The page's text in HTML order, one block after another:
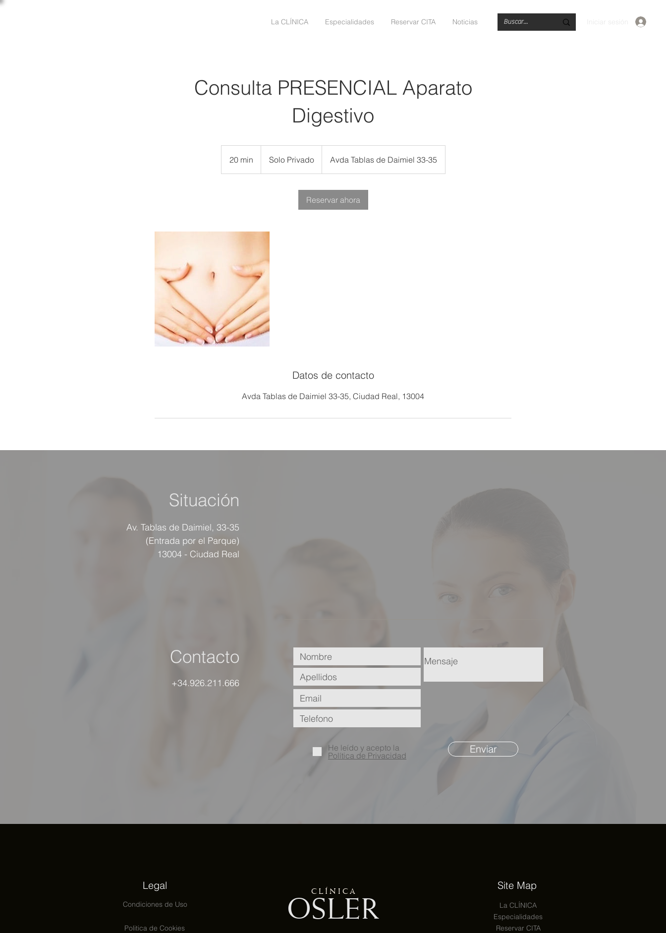
La CLÍNICA Especialidades Reservar CITA Noticias Iniciar sesión
Consulta PRESENCIAL Aparato
Digestivo
20 min
0
Solo Privado Avda Tablas de Daimiel 33-35
Reservar ahora
Datos de contacto
Avda Tablas de Daimiel 33-35, Ciudad Real, 13004
Situación
Av. Tablas de Daimiel, 33-35
(Entrada por el Parque)
13004 - Ciudad Real
Contacto
+34.926.211.666
He leído y acepto la
Política de Privacidad
Enviar
Legal
Condiciones de Uso
Politica de Cookies
C L Í N I C A
OSLER
Site Map
La CLÍNICA
Especialidades
Reservar CITA